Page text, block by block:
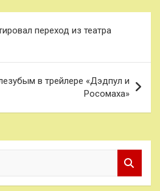
переход из театра
в трейлере «Дэдпул и
Росомаха»